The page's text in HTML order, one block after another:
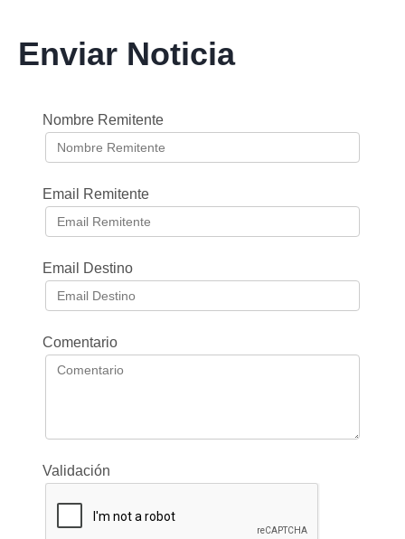
Enviar Noticia
Nombre Remitente
Email Remitente
Email Destino
Comentario
Validación